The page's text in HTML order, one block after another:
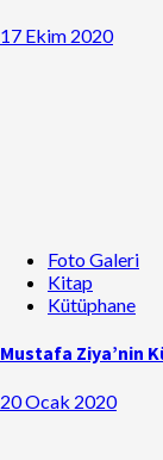
17 Ekim 2020
Foto Galeri
Kitap
Kütüphane
Mustafa Ziya’nin
20 Ocak 2020